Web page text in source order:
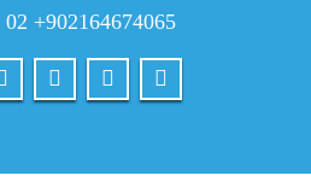
+902164674065